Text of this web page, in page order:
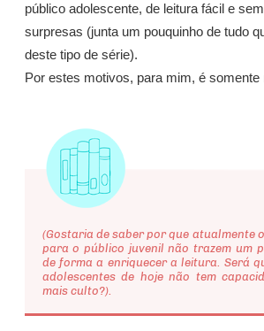
público adolescente, de leitura fácil e
surpresas (junta um pouquinho de tudo
deste tipo de série).
Por estes motivos, para mim, é somente
(Gostaria de saber por que atualmente
para o público juvenil não trazem um
de forma a enriquecer a leitura. Será
adolescentes de hoje não tem
mais culto?).